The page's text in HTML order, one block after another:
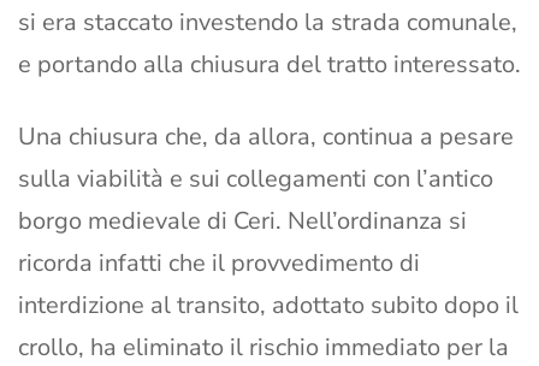
si era staccato investendo la strada comunale,
e portando alla chiusura del tratto interessato.
Una chiusura che, da allora, continua a pesare
sulla viabilità e sui collegamenti con l’antico
borgo medievale di Ceri. Nell’ordinanza si
ricorda infatti che il provvedimento di
interdizione al transito, adottato subito dopo il
crollo, ha eliminato il rischio immediato per la